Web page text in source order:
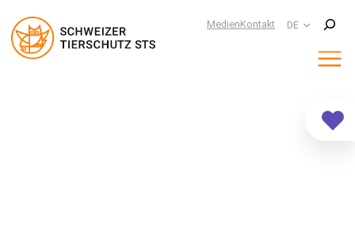
MedienKontakt DE
Suchen